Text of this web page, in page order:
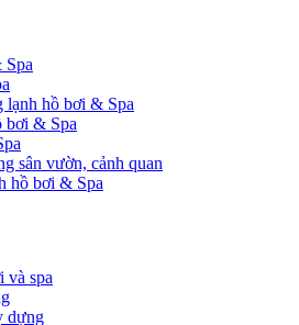
Spa
lạnh hồ bơi & Spa
bơi & Spa
sân vườn, cảnh quan
hồ bơi & Spa
và spa
dựng